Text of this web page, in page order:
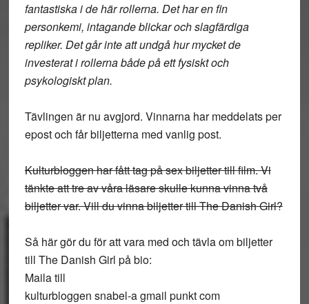
fantastiska i de här rollerna. Det har en fin
personkemi, intagande blickar och slagfärdiga
repliker. Det går inte att undgå hur mycket de
investerat i rollerna både på ett fysiskt och
psykologiskt plan.
Tävlingen är nu avgjord. Vinnarna har meddelats per
epost och får biljetterna med vanlig post.
Kulturbloggen har fått tag på sex biljetter till film. Vi
tänkte att tre av våra läsare skulle kunna vinna två
biljetter var. Vill du vinna biljetter till The Danish Girl?
Så här gör du för att vara med och tävla om biljetter
till The Danish Girl på bio:
Maila till
kulturbloggen snabel-a gmail punkt com